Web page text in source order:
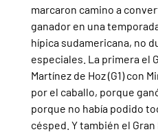
marcaron camino a
ganador en una
hípica sudamericana, no
especiales. La primera el
Martínez de Hoz (G1) con
por el caballo, porque
porque no había podido
césped. Y también el